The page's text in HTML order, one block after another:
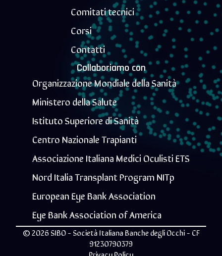
Comitati tecnici
Corsi
Contatti
Collaboriamo con
Organizzazione Mondiale della Sanità
Ministero della Salute
Istituto Superiore di Sanità
Centro Nazionale Trapianti
Associazione Italiana Medici Oculisti ETS
Nord Italia Transplant Program NITp
European Eye Bank Association
Eye Bank Association of America
© 2026 SIBO - Società Italiana Banche degli Occhi - CF
91230790379